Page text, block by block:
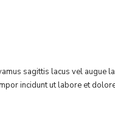
sagittis lacus vel augue
incidunt ut labore et